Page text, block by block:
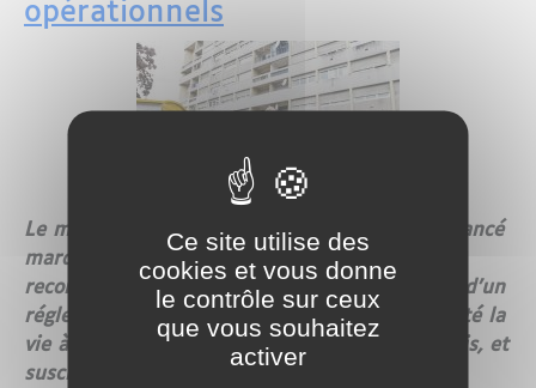
opérationnels
Le ministre de l'Intérieur, Gérard Collomb, a lancé
mardi la mise en place des “quartiers de
reconquête républicaine” (QRR) au lendemain d’un
réglement de comptes entre bandes qui a coûté la
vie à un adolescent à Saint-Denis, près de Paris, et
suscité l’émotion des élus locaux.
Ce site utilise des
cookies et vous donne
le contrôle sur ceux
que vous souhaitez
activer